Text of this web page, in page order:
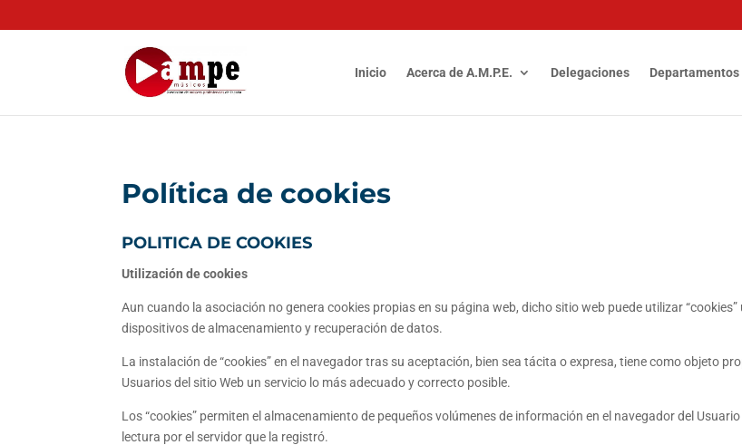
Inicio Acerca de A.M.P.E. Delegaciones Departamentos
Política de cookies
POLITICA DE COOKIES
Utilización de cookies
Aun cuando la asociación no genera cookies propias en su página web, dicho sitio web puede utilizar “cookies”
dispositivos de almacenamiento y recuperación de datos.
La instalación de “cookies” en el navegador tras su aceptación, bien sea tácita o expresa, tiene como objeto
Usuarios del sitio Web un servicio lo más adecuado y correcto posible.
Los “cookies” permiten el almacenamiento de pequeños volúmenes de información en el navegador del
lectura por el servidor que la registró.